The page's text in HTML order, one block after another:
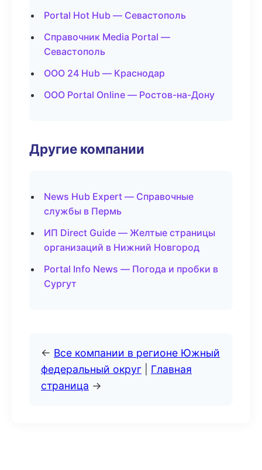
Portal Hot Hub — Севастополь
Справочник Media Portal —
Севастополь
ООО 24 Hub — Краснодар
ООО Portal Online — Ростов-на-Дону
Другие компании
News Hub Expert — Справочные
службы в Пермь
ИП Direct Guide — Желтые страницы
организаций в Нижний Новгород
Portal Info News — Погода и пробки в
Сургут
← Все компании в регионе Южный
федеральный округ
Главная
страница →